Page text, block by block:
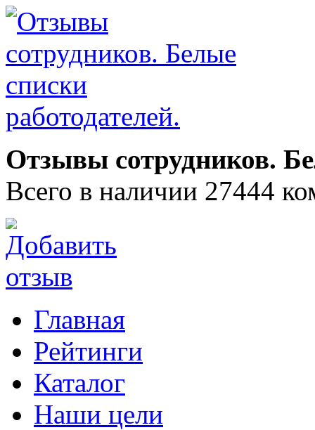
Отзывы сотрудников.
Всего в наличии 27444
Главная
Рейтинги
Каталог
Наши цели